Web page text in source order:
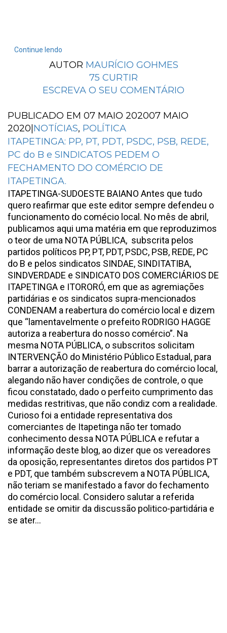
Continue lendo
AUTOR MAURÍCIO GOHMES
75 CURTIR
ESCREVA O SEU COMENTÁRIO
PUBLICADO EM 07 MAIO 202007 MAIO
2020 NOTÍCIAS, POLÍTICA
ITAPETINGA: PP, PT, PDT, PSDC, PSB, REDE,
PC do B e SINDICATOS PEDEM O
FECHAMENTO DO COMÉRCIO DE
ITAPETINGA.
ITAPETINGA-SUDOESTE BAIANO Antes que tudo
quero reafirmar que este editor sempre defendeu o
funcionamento do comécio local. No mês de abril,
publicamos aqui uma matéria em que reproduzimos
o teor de uma NOTA PÚBLICA, subscrita pelos
partidos políticos PP, PT, PDT, PSDC, PSB, REDE, PC
do B e pelos sindicatos SINDAE, SINDITATIBA,
SINDVERDADE e SINDICATO DOS COMERCIÁRIOS DE
ITAPETINGA e ITORORÓ, em que as agremiações
partidárias e os sindicatos supra-mencionados
CONDENAM a reabertura do comércio local e dizem
que “lamentavelmente o prefeito RODRIGO HAGGE
autoriza a reabertura do nosso comércio”. Na
mesma NOTA PÚBLICA, o subscritos solicitam
INTERVENÇÃO do Ministério Público Estadual, para
barrar a autorização de reabertura do comércio local,
alegando não haver condições de controle, o que
ficou constatado, dado o perfeito cumprimento das
medidas restritivas, que não condiz com a realidade.
Curioso foi a entidade representativa dos
comerciantes de Itapetinga não ter tomado
conhecimento dessa NOTA PÚBLICA e refutar a
informação deste blog, ao dizer que os vereadores
da oposição, representantes diretos dos partidos PT
e PDT, que também subscrevem a NOTA PÚBLICA,
não teriam se manifestado a favor do fechamento
do comércio local. Considero salutar a referida
entidade se omitir da discussão politico-partidária e
se ater...